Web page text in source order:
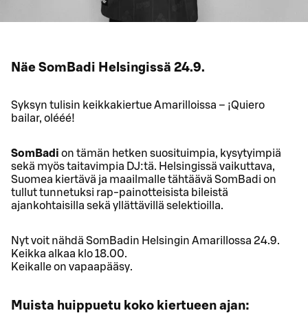
Näe SomBadi Helsingissä 24.9.
Syksyn tulisin keikkakiertue Amarilloissa – ¡Quiero
bailar, olééé!
SomBadi on tämän hetken suosituimpia, kysytyimpiä
sekä myös taitavimpia DJ:tä. Helsingissä vaikuttava,
Suomea kiertävä ja maailmalle tähtäävä SomBadi on
tullut tunnetuksi rap-painotteisista bileistä
ajankohtaisilla sekä yllättävillä selektioilla.
Nyt voit nähdä SomBadin Helsingin Amarillossa 24.9.
Keikka alkaa klo 18.00.
Keikalle on vapaapääsy.
Muista huippuetu koko kiertueen ajan: